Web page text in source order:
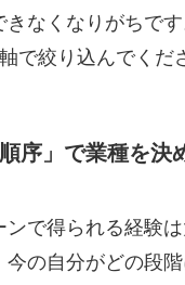
きなくなりがちで
で絞り込んでくだ
序」で業種を決
ンで得られる経験
今の自分がどの段